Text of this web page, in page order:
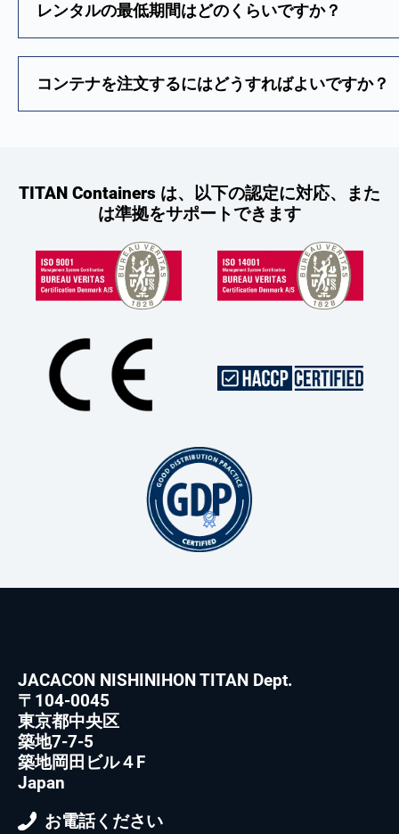
レンタルの最低期間はどのくらいですか？
コンテナを注文するにはどうすればよいですか？
TITAN Containers は、以下の認定に対応、また
は準拠をサポートできます
JACACON NISHINIHON TITAN Dept.
〒104-0045
東京都中央区
築地7-7-5
築地岡田ビル４F
Japan
お電話ください